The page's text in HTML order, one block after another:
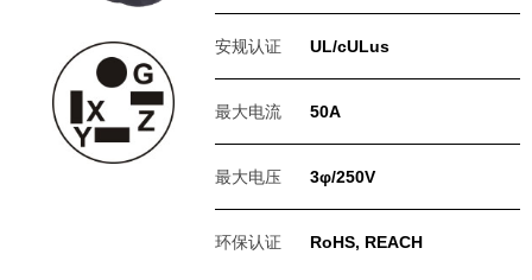
安规认证 UL/cULus
最大电流 50A
最大电压 3φ/250V
环保认证 RoHS, REACH